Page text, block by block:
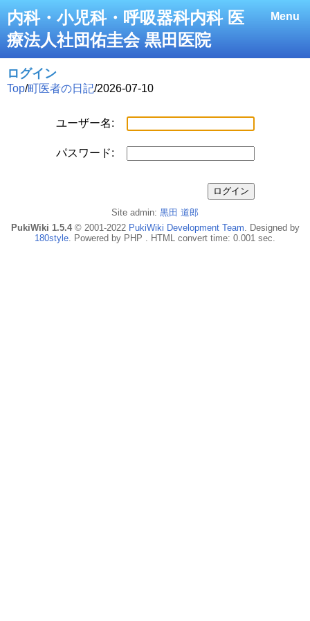
Menu
内科・小児科・呼吸器科内科 医
療法人社団佑圭会 黒田医院
ログイン
Top/町医者の日記/2026-07-10
ユーザー名:
パスワード:
Site admin: 黒田 道郎
PukiWiki 1.5.4© 2001-2022 PukiWiki Development Team. Designed by
180style. Powered by PHP . HTML convert time: 0.001 sec.